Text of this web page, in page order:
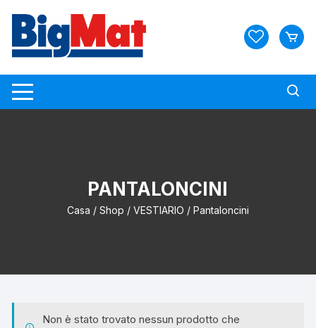
contenuto
PANTALONCINI
Casa / Shop / VESTIARIO / Pantaloncini
Non è stato trovato nessun prodotto che